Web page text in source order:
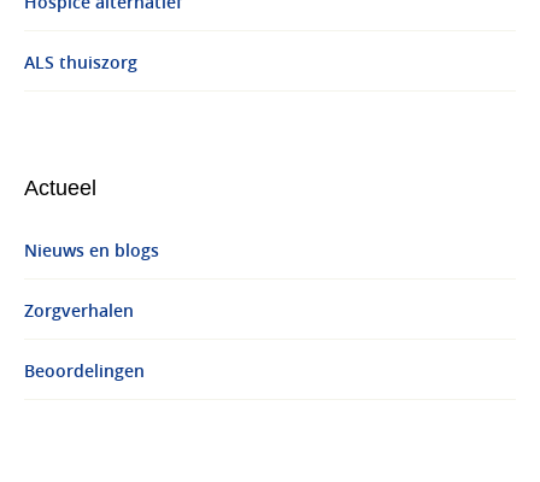
ALS thuiszorg
Actueel
Nieuws en blogs
Zorgverhalen
Beoordelingen